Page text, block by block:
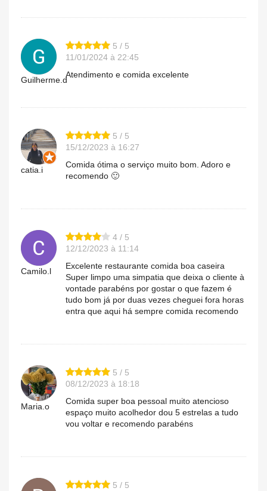
Guilherme.d
5 / 5
11/01/2024 à 22:45
Atendimento e comida excelente
catia.i
5 / 5
15/12/2023 à 16:27
Comida ótima o serviço muito bom. Adoro e
recomendo 🙂
Camilo.l
4 / 5
12/12/2023 à 11:14
Excelente restaurante comida boa caseira
Super limpo uma simpatia que deixa o cliente à
vontade parabéns por gostar o que fazem é
tudo bom já por duas vezes cheguei fora horas
entra que aqui há sempre comida recomendo
Maria.o
5 / 5
08/12/2023 à 18:18
Comida super boa pessoal muito atencioso
espaço muito acolhedor dou 5 estrelas a tudo
vou voltar e recomendo parabéns
5 / 5